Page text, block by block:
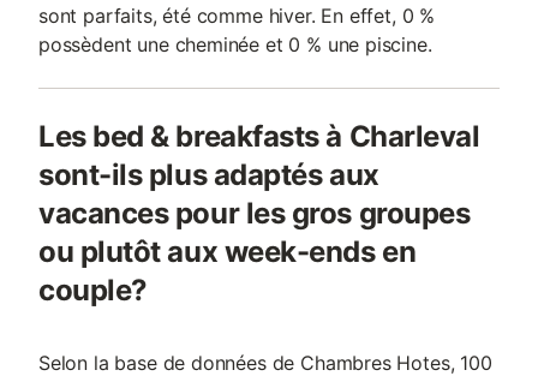
sont parfaits, été comme hiver. En effet, 0 %
possèdent une cheminée et 0 % une piscine.
Les bed & breakfasts à Charleval
sont-ils plus adaptés aux
vacances pour les gros groupes
ou plutôt aux week-ends en
couple?
Selon la base de données de Chambres Hotes, 100